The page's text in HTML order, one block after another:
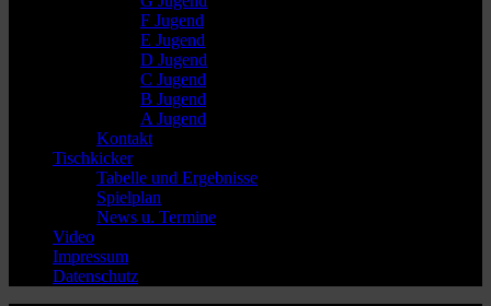
F Jugend
E Jugend
D Jugend
C Jugend
B Jugend
A Jugend
Kontakt
Tischkicker
Tabelle und Ergebnisse
Spielplan
News u. Termine
Video
Impressum
Datenschutz